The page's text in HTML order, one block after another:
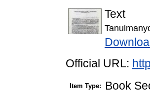
Text
Official URL:
Item Type: Book